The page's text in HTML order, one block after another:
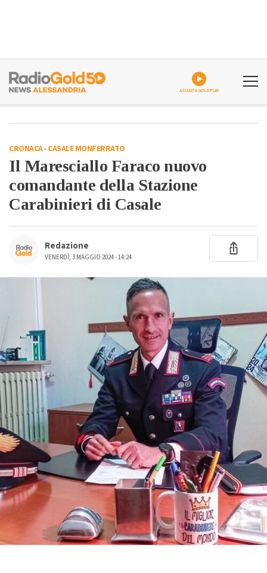
ASCOLTA GOLDPLAY
CRONACA-CASALE MONFERRATO
Il Maresciallo Faraco nuovo
comandante della Stazione
Carabinieri di Casale
Redazione
VENERDÌ, 3 MAGGIO 2024 - 14:24